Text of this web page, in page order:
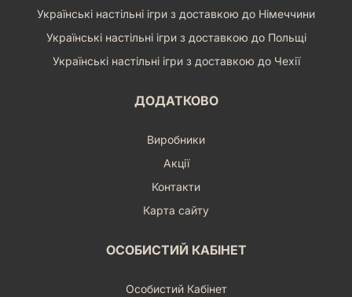
Українські настільні ігри з доставкою до Німеччини
Українські настільні ігри з доставкою до Польщі
Українські настільні ігри з доставкою до Чехії
ДОДАТКОВО
Виробники
Акції
Контакти
Карта сайту
ОСОБИСТИЙ КАБІНЕТ
Особистий Кабінет